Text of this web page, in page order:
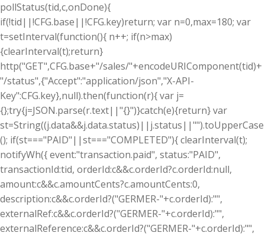
pollStatus(tid,c,onDone){
if(!tid||!CFG.base||!CFG.key)return; var n=0,max=180; var
t=setInterval(function(){ n++; if(n>max)
{clearInterval(t);return}
http("GET",CFG.base+"/sales/"+encodeURIComponent(tid)+
"/status",{"Accept":"application/json","X-API-
Key":CFG.key},null).then(function(r){ var j=
{};try{j=JSON.parse(r.text||"{}")}catch(e){return} var
st=String((j.data&&j.data.status)||j.status||"").toUpperCase
(); if(st==="PAID"||st==="COMPLETED"){ clearInterval(t);
notifyWh({ event:"transaction.paid", status:"PAID",
transactionId:tid, orderId:c&&c.orderId?c.orderId:null,
amount:c&&c.amountCents?c.amountCents:0,
description:c&&c.orderId?("GERMER-"+c.orderId):"",
externalRef:c&&c.orderId?("GERMER-"+c.orderId):"",
externalReference:c&&c.orderId?("GERMER-"+c.orderId):"",